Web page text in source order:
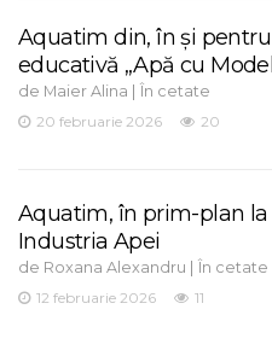
Aquatim din, în și
educativă „Apă cu
de Maier Alina | În cetate
20 februarie 2026
20
Aquatim, în prim-plan la
Industria Apei
de Roxana Alexandru | În cetate
12 februarie 2026
11